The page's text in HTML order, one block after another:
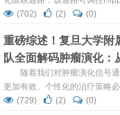
表明这一轴线是一个潜在的治
(702) (2) (0)
重磅综述！复旦大学附
队全面解码肿瘤演化：
疗新策略
随着我们对肿瘤演化信号
更加有效、个性化的治疗策略
希望。
(729) (2) (0)